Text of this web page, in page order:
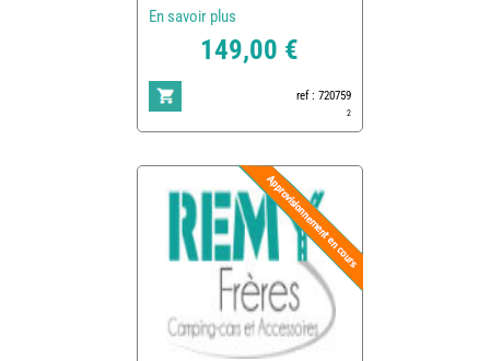
En savoir plus
149,00 €
ref : 720759
2